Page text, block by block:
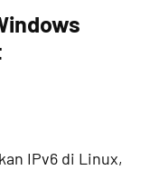
IPv6 di Linux,